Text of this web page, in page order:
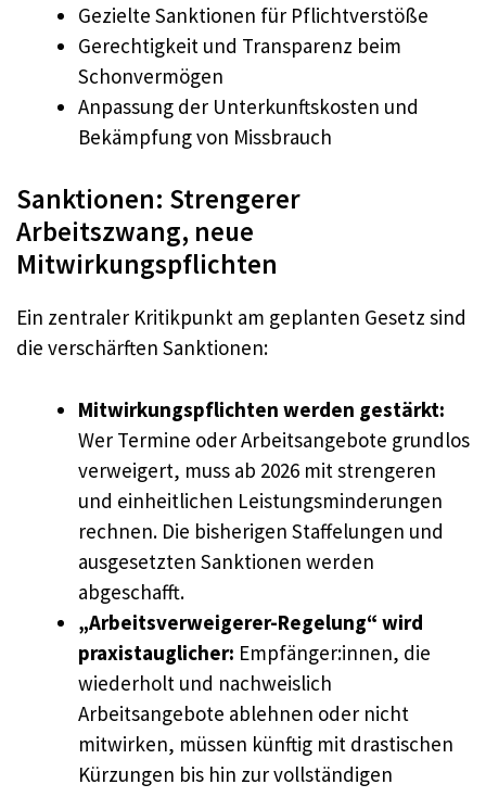
Gezielte Sanktionen für Pflichtverstöße
Gerechtigkeit und Transparenz beim
Schonvermögen
Anpassung der Unterkunftskosten und
Bekämpfung von Missbrauch
Sanktionen: Strengerer
Arbeitszwang, neue
Mitwirkungspflichten
Ein zentraler Kritikpunkt am geplanten Gesetz sind
die verschärften Sanktionen:
Mitwirkungspflichten werden gestärkt:
Wer Termine oder Arbeitsangebote grundlos
verweigert, muss ab 2026 mit strengeren
und einheitlichen Leistungsminderungen
rechnen. Die bisherigen Staffelungen und
ausgesetzten Sanktionen werden
abgeschafft.
„Arbeitsverweigerer-Regelung“ wird
praxistauglicher: Empfänger:innen, die
wiederholt und nachweislich
Arbeitsangebote ablehnen oder nicht
mitwirken, müssen künftig mit drastischen
Kürzungen bis hin zur vollständigen